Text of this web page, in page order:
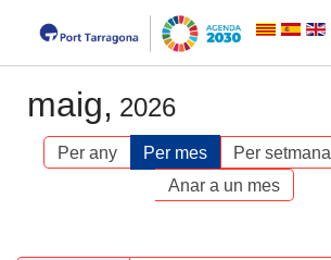
maig, 2026
Per any Per mes Per setmana
Anar a un mes